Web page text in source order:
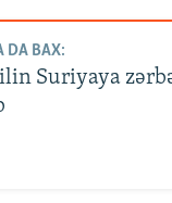
DA BAX:
Suriyaya